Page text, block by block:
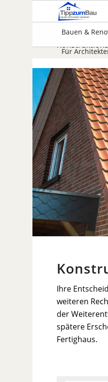
Bauen &
Für
Ihre
weiteren
der
spätere
Fertighaus.